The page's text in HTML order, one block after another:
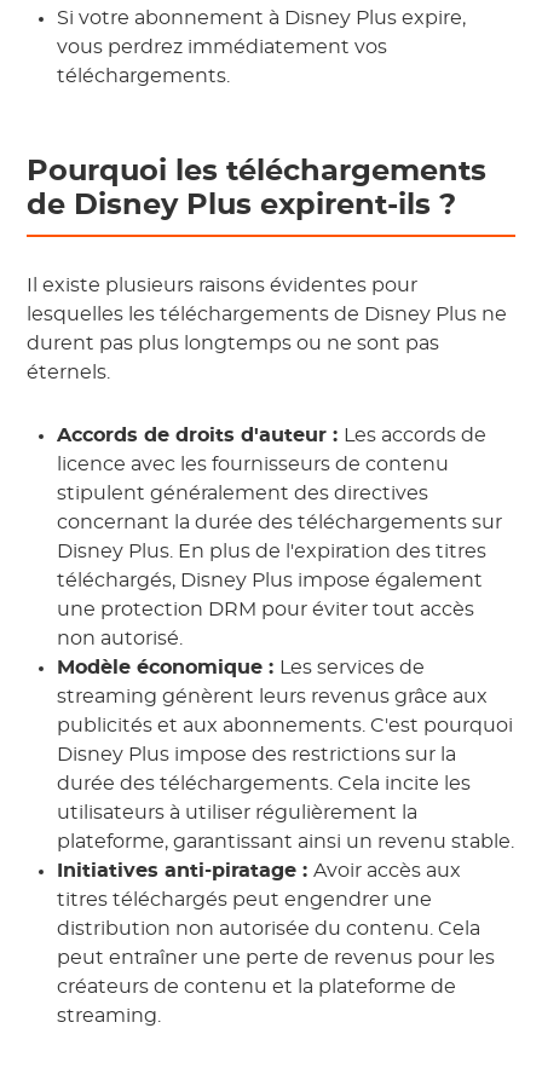
Si votre abonnement à Disney Plus expire,
vous perdrez immédiatement vos
téléchargements.
Pourquoi les téléchargements
de Disney Plus expirent-ils ?
Il existe plusieurs raisons évidentes pour
lesquelles les téléchargements de Disney Plus ne
durent pas plus longtemps ou ne sont pas
éternels.
Accords de droits d'auteur :
Les accords de
licence avec les fournisseurs de contenu
stipulent généralement des directives
concernant la durée des téléchargements sur
Disney Plus. En plus de l'expiration des titres
téléchargés, Disney Plus impose également
une protection DRM pour éviter tout accès
non autorisé.
Modèle économique :
Les services de
streaming génèrent leurs revenus grâce aux
publicités et aux abonnements. C'est pourquoi
Disney Plus impose des restrictions sur la
durée des téléchargements. Cela incite les
utilisateurs à utiliser régulièrement la
plateforme, garantissant ainsi un revenu stable.
Initiatives anti-piratage :Avoir accès aux
titres téléchargés peut engendrer une
distribution non autorisée du contenu. Cela
peut entraîner une perte de revenus pour les
créateurs de contenu et la plateforme de
streaming.